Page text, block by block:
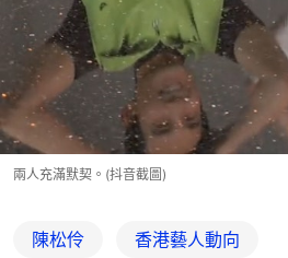
兩人充滿默契。(抖音截圖)
陳松伶 香港藝人動向